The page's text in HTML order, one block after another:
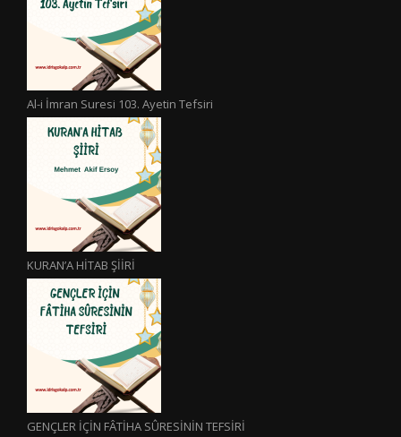
Al-i İmran Suresi 103. Ayetin Tefsiri
KURAN’A HİTAB ŞİİRİ
GENÇLER İÇİN FÂTİHA SÛRESİNİN TEFSİRİ